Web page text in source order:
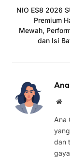
NIO ES8 2026
Premium
Mewah,
dan Isi
Ana
dan